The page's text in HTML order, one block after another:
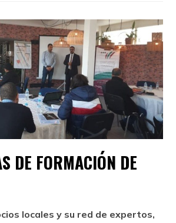
DE FORMACIÓN DE
locales y su red de expertos,